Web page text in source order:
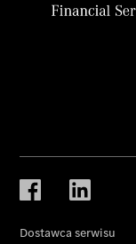
Dostawca serwisu